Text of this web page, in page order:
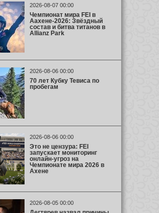
2026-08-07 00:00
Чемпионат мира FEI в
Аахене-2026: Звёздный
состав и битва титанов в
Allianz Park
2026-08-06 00:00
70 лет Кубку Тевиса по
пробегам
2026-08-06 00:00
Это не цензура: FEI
запускает мониторинг
онлайн-угроз на
Чемпионате мира 2026 в
Ахене
2026-08-05 00:00